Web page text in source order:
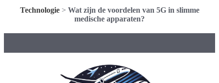
Technologie> Wat zijn de voordelen van 5G in slimme
medische apparaten?